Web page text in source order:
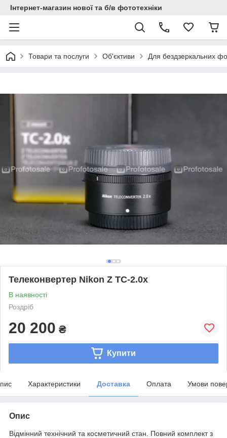
Інтернет-магазин нової та б/в фототехніки
Товари та послуги Об'єктиви Для бездзеркальних
Телеконвертер Nikon Z TC-2.0x
В наявності
Роздріб
20 200 ₴
Купити
Характеристики Доставка Оплата Умови
Опис
Відмінний технічний та косметичний стан. Повний комплект з